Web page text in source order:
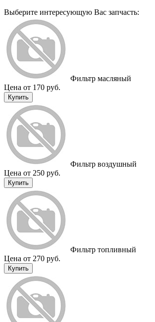
Выберите интересующую Вас запчасть:
Фильтр масляный
Цена от 170 руб.
Купить
Фильтр воздушный
Цена от 250 руб.
Купить
Фильтр топливный
Цена от 270 руб.
Купить